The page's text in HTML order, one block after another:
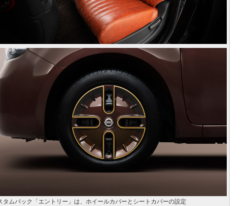
タムパック「エントリー」は、ホイールカバーとシートカバーの設定